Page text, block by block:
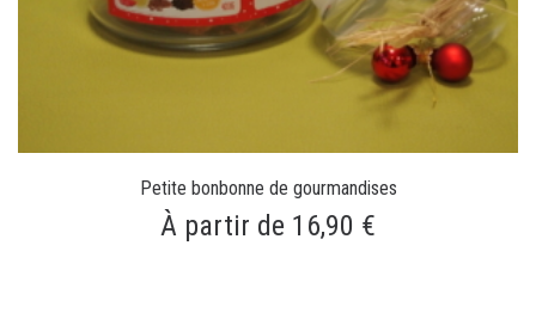
Petite bonbonne de gourmandises
À partir de 16,90 €